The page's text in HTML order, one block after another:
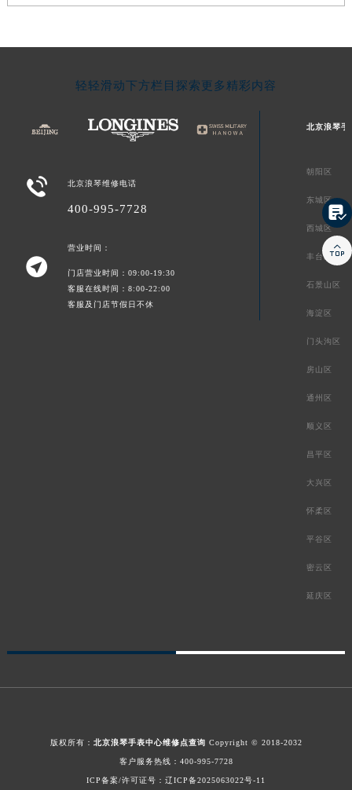
轻轻滑动下方栏目探索更多精彩内容
 北京浪琴维修电话
400-995-7728

营业时间：
门店营业时间：09:00-19:30
客服在线时间：8:00-22:00
客服及门店节假日不休
北京浪琴手
朝阳区
东城区
西城区
丰台区
石景山区
海淀区
门头沟区
房山区
通州区
顺义区
昌平区
大兴区
怀柔区
平谷区
密云区
延庆区
版权所有： 北京浪琴手表中心维修点查询 Copyright © 2018-2032
客户服务热线： 400-995-7728
ICP备案/许可证号：辽ICP备2025063022号-11

